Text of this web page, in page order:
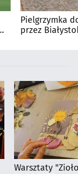
Pielgrzymka
przez
Warsztaty